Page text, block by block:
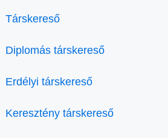
Társkereső
Diplomás társkereső
Erdélyi társkereső
Keresztény társkereső